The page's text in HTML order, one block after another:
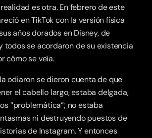
es otra. En febrero de este
en TikTok con la versión física
años dorados en Disney, de
todos se acordaron de su existencia
cómo se veía.
odiaron se dieron cuenta de que
el cabello largo, estaba delgada,
“problemática”; no estaba
ni destruyendo puestos de
de Instagram. Y entonces